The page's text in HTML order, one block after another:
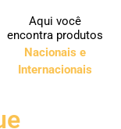
Aqui você
encontra produtos
Nacionais e
Internacionais